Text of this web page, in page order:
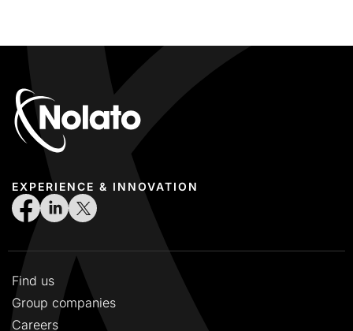
EXPERIENCE & INNOVATION
Find us
Group companies
Careers